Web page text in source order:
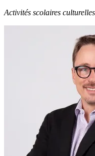
Activités scolaires